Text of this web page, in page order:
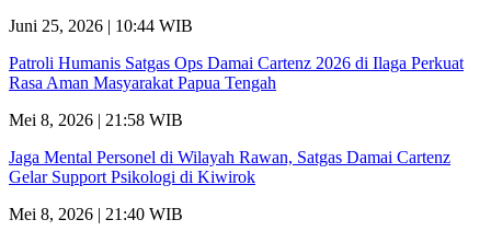
Juni 25, 2026 | 10:44 WIB
Patroli Humanis Satgas Ops Damai Cartenz 2026 di Ilaga Perkuat
Rasa Aman Masyarakat Papua Tengah
Mei 8, 2026 | 21:58 WIB
Jaga Mental Personel di Wilayah Rawan, Satgas Damai Cartenz
Gelar Support Psikologi di Kiwirok
Mei 8, 2026 | 21:40 WIB